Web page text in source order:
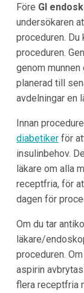
Före GI
undersökaren
proceduren.
proceduren.
genom
planerad till
avdelningar en
Innan
diabetikerför
insulinbehov.
läkare om alla
receptfria, för
dagen för
Om du tar
läkare/
proceduren.
aspirin
flera receptfria